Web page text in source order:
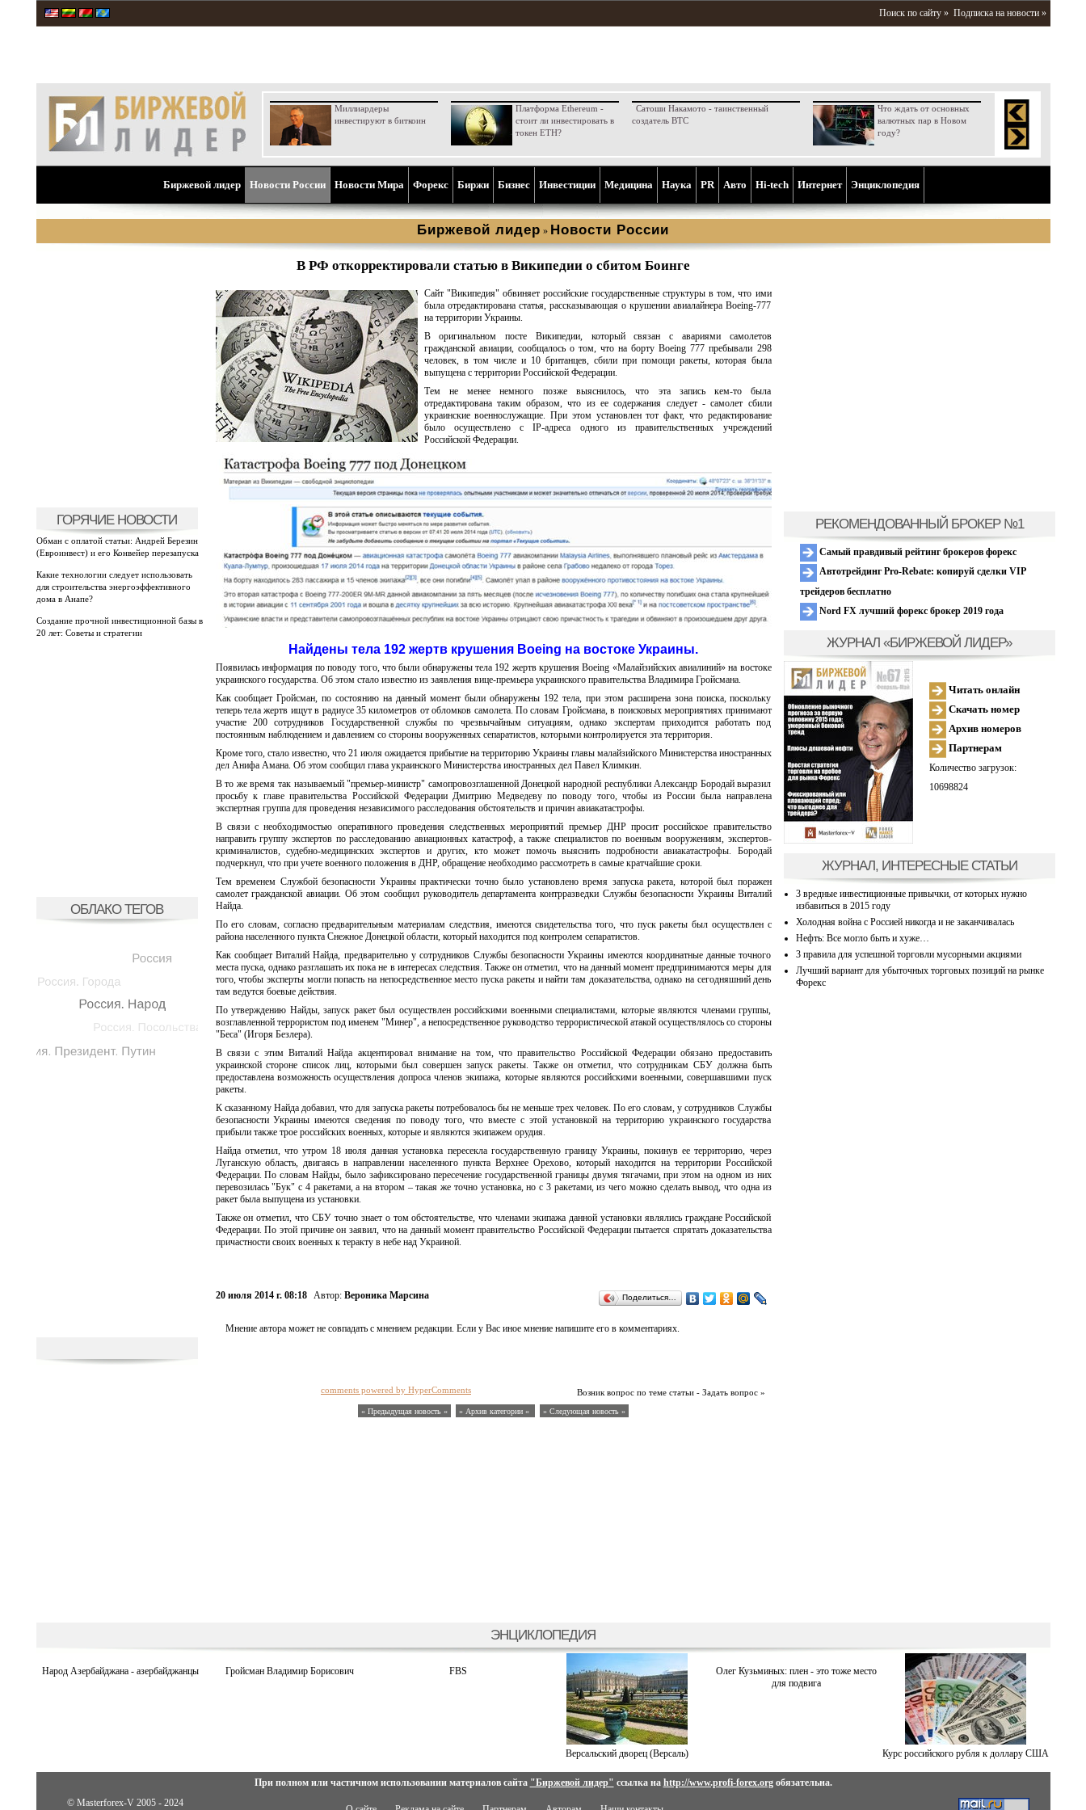
Поиск по сайту » Подписка на новости »
Миллиардеры
инвестируют в биткоин
Платформа Ethereum -
стоит ли инвестировать в
токен ETH?
Сатоши Накамото - таинственный
создатель BTC
Что ждать от основных
валютных пар в Новом
году?
Биржевой лидер Новости России Новости Мира Форекс Биржи Бизнес Инвестиции Медицина Наука PR Aвто Hi-tech Интернет Энциклопедия
Биржевой лидер » Новости России
ГОРЯЧИЕ НОВОСТИ
Обман с оплатой статьи: Андрей Березин
(Евроинвест) и его Конвейер перезапуска
Какие технологии следует использовать
для строительства энергоэффективного
дома в Анапе?
Создание прочной инвестиционной базы в
20 лет: Советы и стратегии
ОБЛАКО ТЕГОВ
В РФ откорректировали статью в Википедии о сбитом Боинге
Сайт "Википедия" обвиняет российские государственные структуры в том, что ими
была отредактирована статья, рассказывающая о крушении авиалайнера Boeing-777
на территории Украины.
В оригинальном посте Википедии, который связан с авариями самолетов
гражданской авиации, сообщалось о том, что на борту Boeing 777 пребывали 298
человек, в том числе и 10 британцев, сбили при помощи ракеты, которая была
выпущена с территории Российской Федерации.
Тем не менее немного позже выяснилось, что эта запись кем-то была
отредактирована таким образом, что из ее содержания следует - самолет сбили
украинские военнослужащие. При этом установлен тот факт, что редактирование
было осуществлено с IP-адреса одного из правительственных учреждений
Российской Федерации.
Найдены тела 192 жертв крушения Boeing на востоке Украины.
Появилась информация по поводу того, что были обнаружены тела 192 жертв крушения Boeing «Малайзийских авиалиний» на востоке
украинского государства. Об этом стало известно из заявления вице-премьера украинского правительства Владимира Гройсмана.
Как сообщает Гройсман, по состоянию на данный момент были обнаружены 192 тела, при этом расширена зона поиска, поскольку
теперь тела жертв ищут в радиусе 35 километров от обломков самолета. По словам Гройсмана, в поисковых мероприятиях принимают
участие 200 сотрудников Государственной службы по чрезвычайным ситуациям, однако экспертам приходится работать под
постоянным наблюдением и давлением со стороны вооруженных сепаратистов, которыми контролируется эта территория.
Кроме того, стало известно, что 21 июля ожидается прибытие на территорию Украины главы малайзийского Министерства иностранных
дел Анифа Амана. Об этом сообщил глава украинского Министерства иностранных дел Павел Климкин.
В то же время так называемый "премьер-министр" самопровозглашенной Донецкой народной республики Александр Бородай выразил
просьбу к главе правительства Российской Федерации Дмитрию Медведеву по поводу того, чтобы из России была направлена
экспертная группа для проведения независимого расследования обстоятельств и причин авиакатастрофы.
В связи с необходимостью оперативного проведения следственных мероприятий премьер ДНР просит российское правительство
направить группу экспертов по расследованию авиационных катастроф, а также специалистов по военным вооружениям, экспертов-
криминалистов, судебно-медицинских экспертов и других, кто может помочь выяснить подробности авиакатастрофы. Бородай
подчеркнул, что при учете военного положения в ДНР, обращение необходимо рассмотреть в самые кратчайшие сроки.
Тем временем Службой безопасности Украины практически точно было установлено время запуска ракета, которой был поражен
самолет гражданской авиации. Об этом сообщил руководитель департамента контрразведки Службы безопасности Украины Виталий
Найда.
По его словам, согласно предварительным материалам следствия, имеются свидетельства того, что пуск ракеты был осуществлен с
района населенного пункта Снежное Донецкой области, который находится под контролем сепаратистов.
Как сообщает Виталий Найда, предварительно у сотрудников Службы безопасности Украины имеются координатные данные точного
места пуска, однако разглашать их пока не в интересах следствия. Также он отметил, что на данный момент предпринимаются меры для
того, чтобы эксперты могли попасть на непосредственное место пуска ракеты и найти там доказательства, однако на сегодняшний день
там ведутся боевые действия.
По утверждению Найды, запуск ракет был осуществлен российскими военными специалистами, которые являются членами группы,
возглавленной террористом под именем "Минер", а непосредственное руководство террористической атакой осуществлялось со стороны
"Беса" (Игоря Безлера).
В связи с этим Виталий Найда акцентировал внимание на том, что правительство Российской Федерации обязано предоставить
украинской стороне список лиц, которыми был совершен запуск ракеты. Также он отметил, что сотрудникам СБУ должна быть
предоставлена возможность осуществления допроса членов экипажа, которые являются российскими военными, совершавшими пуск
ракеты.
К сказанному Найда добавил, что для запуска ракеты потребовалось бы не меньше трех человек. По его словам, у сотрудников Службы
безопасности Украины имеются сведения по поводу того, что вместе с этой установкой на территорию украинского государства
прибыли также трое российских военных, которые и являются экипажем орудия.
Найда отметил, что утром 18 июля данная установка пересекла государственную границу Украины, покинув ее территорию, через
Луганскую область, двигаясь в направлении населенного пункта Верхнее Орехово, который находится на территории Российской
Федерации. По словам Найды, было зафиксировано пересечение государственной границы двумя тягачами, при этом на одном из них
перевозилась "Бук" с 4 ракетами, а на втором – такая же точно установка, но с 3 ракетами, из чего можно сделать вывод, что одна из
ракет была выпущена из установки.
Также он отметил, что СБУ точно знает о том обстоятельстве, что членами экипажа данной установки являлись граждане Российской
Федерации. По этой причине он заявил, что на данный момент правительство Российской Федерации пытается спрятать доказательства
причастности своих военных к теракту в небе над Украиной.
20 июля 2014 г. 08:18 Автор: Вероника Марсина Поделиться…
Мнение автора может не совпадать с мнением редакции. Если у Вас иное мнение напишите его в комментариях.
Возник вопрос по теме статьи - Задать вопрос »
comments powered by HyperComments
« Предыдущая новость « » Архив категории « » Следующая новость »
РЕКОМЕНДОВАННЫЙ БРОКЕР №1
Самый правдивый рейтинг брокеров форекс
Автотрейдинг Pro-Rebate: копируй сделки VIP
трейдеров бесплатно
Nord FX лучший форекс брокер 2019 года
ЖУРНАЛ «БИРЖЕВОЙ ЛИДЕР»
Читать онлайн
Скачать номер
Архив номеров
Партнерам
Количество загрузок:
10698824
ЖУРНАЛ, ИНТЕРЕСНЫЕ СТАТЬИ
3 вредные инвестиционные привычки, от которых нужно
избавиться в 2015 году
Холодная война с Россией никогда и не заканчивалась
Нефть: Все могло быть и хуже…
3 правила для успешной торговли мусорными акциями
Лучший вариант для убыточных торговых позиций на рынке
Форекс
ЭНЦИКЛОПЕДИЯ
Народ Азербайджана - азербайджанцы Гройсман Владимир Борисович FBS
Версальский дворец (Версаль)
Олег Кузьминых: плен - это тоже место
для подвига
Курс российского рубля к доллару США
При полном или частичном использовании материалов сайта "Биржевой лидер" ссылка на http://www.profi-forex.orgобязательна.
© Masterforex-V 2005 - 2024